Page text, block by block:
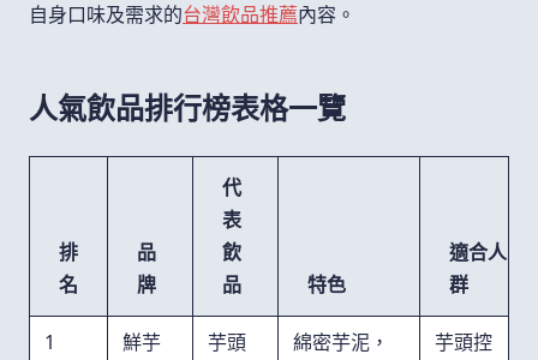
自身口味及需求的台灣飲品推薦內容。
人氣飲品排行榜表格一覽
排
名
品
牌
代
表
飲
品
特色
適合人
群
1
鮮芋
芋頭
綿密芋泥，
芋頭控